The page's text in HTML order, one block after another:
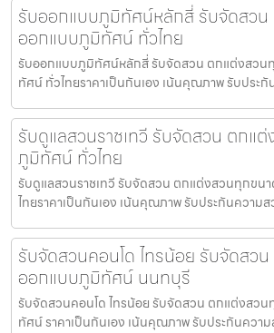
รับออกแบบภูมิทัศน์หลักสี่ รับจัดสวน
ออกแบบภูมิทัศน์ ทั่วไทย
รับออกแบบภูมิทัศน์หลักสี่ รับจัดสวน ตกแต่งสวน
ทัศน์ ทั่วไทยราคาเป็นกันเอง เน้นคุณภาพ รับประกั
รับดูแลสวนราชเทวี รับจัดสวน ตกแ
ภูมิทัศน์ ทั่วไทย
รับดูแลสวนราชเทวี รับจัดสวน ตกแต่งสวนทุกข
ไทยราคาเป็นกันเอง เน้นคุณภาพ รับประกันความ
รับจัดสวนคอนโด ไทรน้อย รับจัดสว
ออกแบบภูมิทัศน์ นนทบุรี
รับจัดสวนคอนโด ไทรน้อย รับจัดสวน ตกแต่งสว
ทัศน์ ราคาเป็นกันเอง เน้นคุณภาพ รับประกันควา